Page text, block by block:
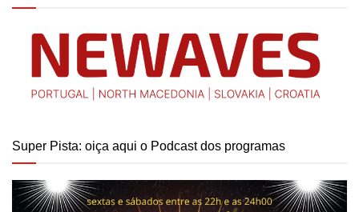
Super Pista: oiça aqui o Podcast dos programas